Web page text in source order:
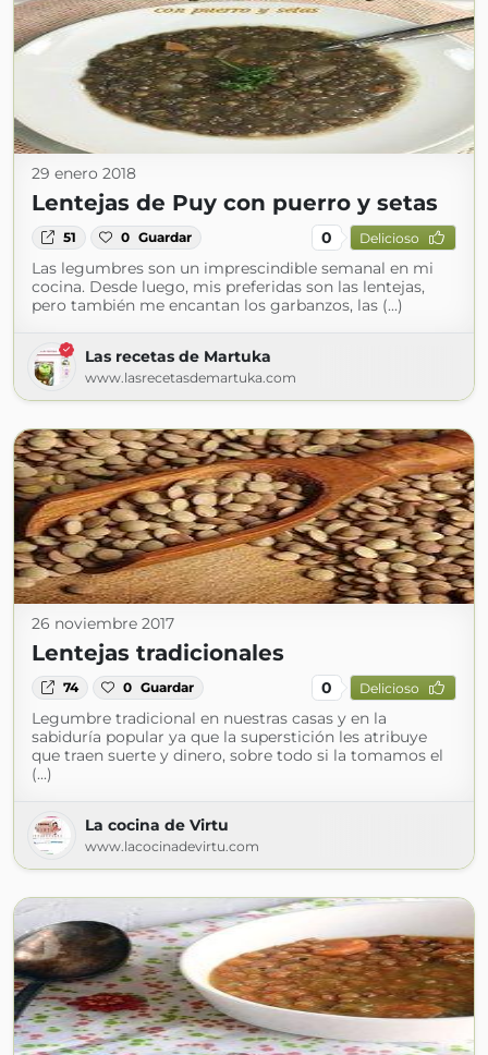
29 enero 2018
Lentejas de Puy con puerro y setas
51 0 Guardar 0 Delicioso
Las legumbres son un imprescindible semanal en mi
cocina. Desde luego, mis preferidas son las lentejas,
pero también me encantan los garbanzos, las (...)
Las recetas de Martuka
www.lasrecetasdemartuka.com
26 noviembre 2017
Lentejas tradicionales
74 0 Guardar 0 Delicioso
Legumbre tradicional en nuestras casas y en la
sabiduría popular ya que la superstición les atribuye
que traen suerte y dinero, sobre todo si la tomamos el
(...)
La cocina de Virtu
www.lacocinadevirtu.com